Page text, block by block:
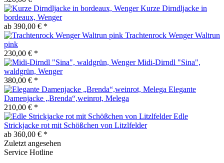
Kurze Dirndljacke in
bordeaux, Wenger
ab 390,00 € *
Trachtenrock Wenger Waltrun
pink
230,00 € *
Midi-Dirndl "Sina",
waldgrün, Wenger
380,00 € *
Elegante
Damenjacke „Brenda“,weinrot, Melega
210,00 € *
Edle
Strickjacke rot mit Schößchen von Litzlfelder
ab 360,00 € *
Zuletzt angesehen
Service Hotline